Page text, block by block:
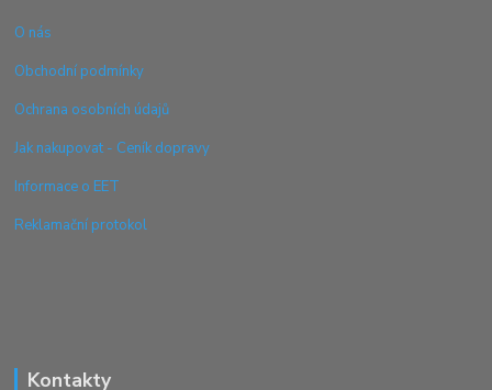
O nás
Obchodní podmínky
Ochrana osobních údajů
Jak nakupovat - Ceník dopravy
Informace o EET
Reklamační protokol
Kontakty